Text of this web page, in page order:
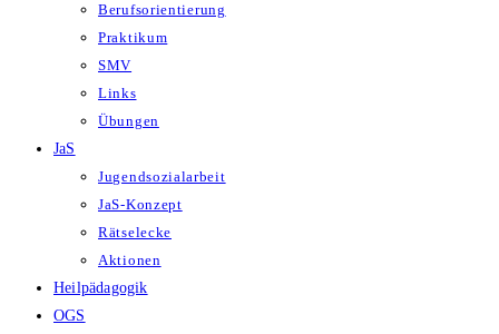
Berufsorientierung
Praktikum
SMV
Links
Übungen
JaS
Jugendsozialarbeit
JaS-Konzept
Rätselecke
Aktionen
Heilpädagogik
OGS